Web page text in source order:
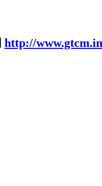
http://